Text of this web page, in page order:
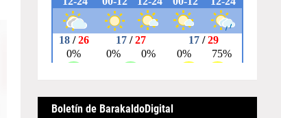
Boletín de BarakaldoDigital